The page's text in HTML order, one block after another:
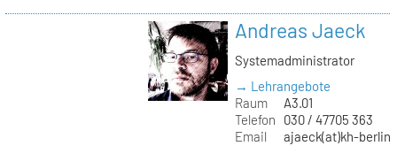
Andreas Jaeck
Systemadministrator
→ Lehrangebote
Raum
A3.01
Telefon
030 / 47705 363
Email
ajaeck(at)kh-